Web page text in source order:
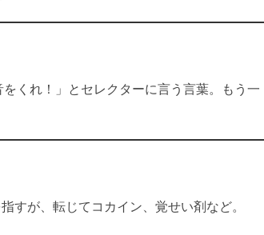
くれ！」とセレクターに言う言葉。もう一
すが、転じてコカイン、覚せい剤など。